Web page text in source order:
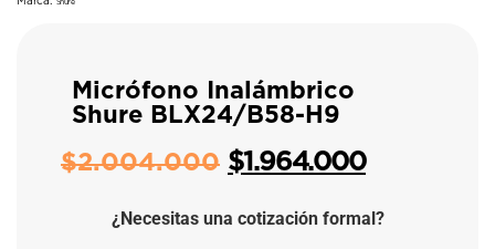
Shure
Micrófono Inalámbrico
Shure BLX24/B58-H9
$2.004.000 $1.964.000
¿Necesitas una cotización formal?